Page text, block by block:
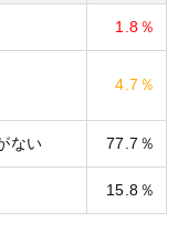
1.8％
4.7％
ない 77.7％
15.8％